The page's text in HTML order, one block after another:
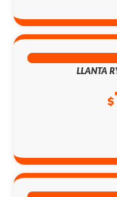
LLANTA
$